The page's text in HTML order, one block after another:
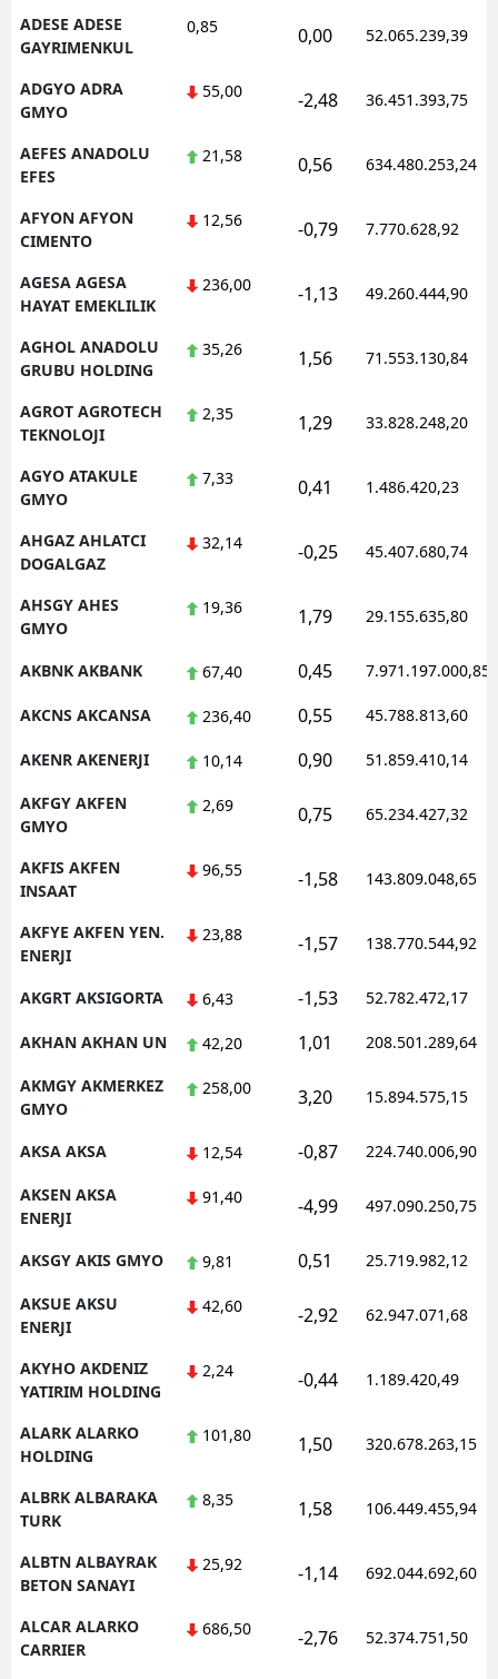
ADESE ADESE
GAYRIMENKUL
0,85 0,00 52.065.239,39
ADGYO ADRA
GMYO
55,00 -2,48 36.451.393,75
AEFES ANADOLU
EFES
21,58 0,56 634.480.253,24
AFYON AFYON
CIMENTO
12,56 -0,79 7.770.628,92
AGESA AGESA
HAYAT EMEKLILIK
236,00 -1,13 49.260.444,90
AGHOL ANADOLU
GRUBU HOLDING
35,26 1,56 71.553.130,84
AGROT AGROTECH
TEKNOLOJI
2,35 1,29 33.828.248,20
AGYO ATAKULE
GMYO
7,33 0,41 1.486.420,23
AHGAZ AHLATCI
DOGALGAZ
32,14 -0,25 45.407.680,74
AHSGY AHES
GMYO
19,36 1,79 29.155.635,80
AKBNK AKBANK 67,40 0,45 7.971.197.000,85
AKCNS AKCANSA 236,40 0,55 45.788.813,60
AKENR AKENERJI 10,14 0,90 51.859.410,14
AKFGY AKFEN
GMYO
2,69 0,75 65.234.427,32
AKFIS AKFEN
INSAAT
96,55 -1,58 143.809.048,65
AKFYE AKFEN YEN.
ENERJI
23,88 -1,57 138.770.544,92
AKGRT AKSIGORTA 6,43 -1,53 52.782.472,17
AKHAN AKHAN UN 42,20 1,01 208.501.289,64
AKMGY AKMERKEZ
GMYO
258,00 3,20 15.894.575,15
AKSA AKSA 12,54 -0,87 224.740.006,90
AKSEN AKSA
ENERJI
91,40 -4,99 497.090.250,75
AKSGY AKIS GMYO 9,81 0,51 25.719.982,12
AKSUE AKSU
ENERJI
42,60 -2,92 62.947.071,68
AKYHO AKDENIZ
YATIRIM HOLDING
2,24 -0,44 1.189.420,49
ALARK ALARKO
HOLDING
101,80 1,50 320.678.263,15
ALBRK ALBARAKA
TURK
8,35 1,58 106.449.455,94
ALBTN ALBAYRAK
BETON SANAYI
25,92 -1,14 692.044.692,60
ALCAR ALARKO
CARRIER
686,50 -2,76 52.374.751,50